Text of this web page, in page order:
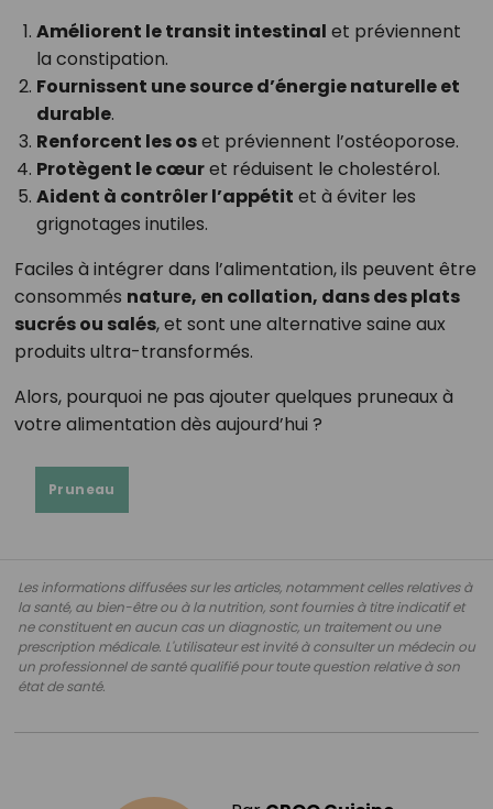
Améliorent le transit intestinal et préviennent
la constipation.
Fournissent une source d’énergie naturelle et
durable.
Renforcent les oset préviennent l’ostéoporose.
Protègent le cœuret réduisent le cholestérol.
Aident à contrôler l’appétit et à éviter les
grignotages inutiles.
Faciles à intégrer dans l’alimentation, ils peuvent être
consommés nature, en collation, dans des plats
sucrés ou salés, et sont une alternative saine aux
produits ultra-transformés.
Alors, pourquoi ne pas ajouter quelques pruneaux à
votre alimentation dès aujourd’hui ?
Pruneau
Les informations diffusées sur les articles, notamment celles relatives à
la santé, au bien-être ou à la nutrition, sont fournies à titre indicatif et
ne constituent en aucun cas un diagnostic, un traitement ou une
prescription médicale. L'utilisateur est invité à consulter un médecin ou
un professionnel de santé qualifié pour toute question relative à son
état de santé.